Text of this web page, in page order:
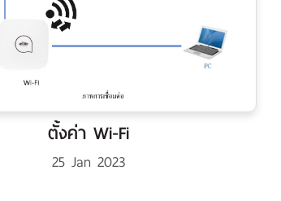
ตั้งค่า Wi-Fi
25 Jan 2023